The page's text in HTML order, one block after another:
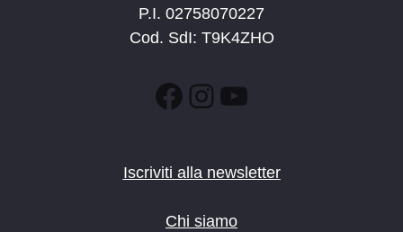
P.I. 02758070227
Cod. SdI: T9K4ZHO
Facebook
Instagram
YouTube
Iscriviti alla newsletter
Chi siamo